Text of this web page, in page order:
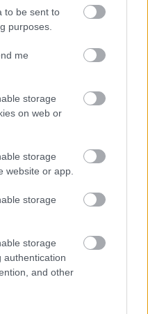
to be sent to
purposes.
me
storage
on web or
storage
website or app.
storage
storage
authentication
and other
sokszínűbb
emelése várhatóan
Ferrari
pilótája nem
mennyisége
ha többet csinálnánk
hétvégi
fordított rajtrács...
hétvégén